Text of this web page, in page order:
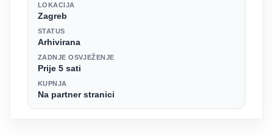
LOKACIJA
Zagreb
STATUS
Arhivirana
ZADNJE OSVJEŽENJE
Prije 5 sati
KUPNJA
Na partner stranici